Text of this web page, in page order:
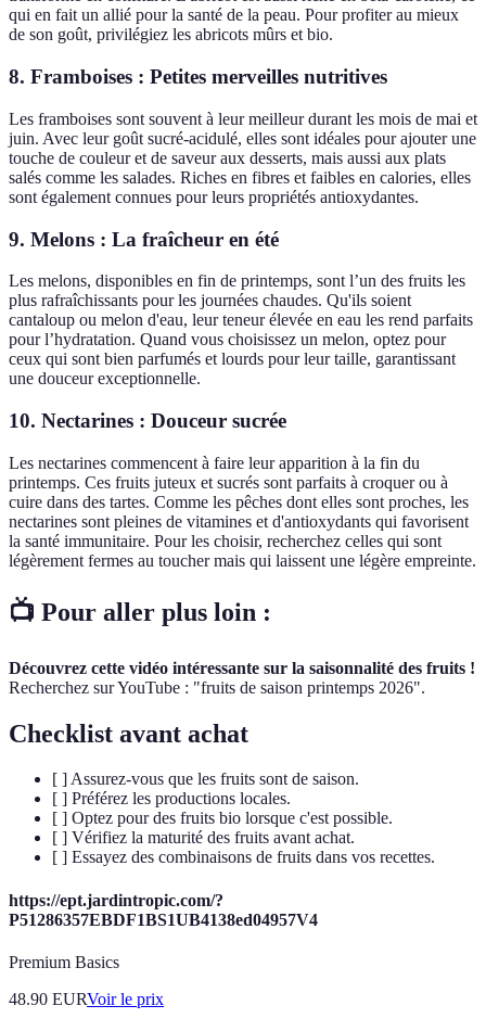
qui en fait un allié pour la santé de la peau. Pour profiter au mieux
de son goût, privilégiez les abricots mûrs et bio.
8. Framboises : Petites merveilles nutritives
Les framboises sont souvent à leur meilleur durant les mois de mai et
juin. Avec leur goût sucré-acidulé, elles sont idéales pour ajouter une
touche de couleur et de saveur aux desserts, mais aussi aux plats
salés comme les salades. Riches en fibres et faibles en calories, elles
sont également connues pour leurs propriétés antioxydantes.
9. Melons : La fraîcheur en été
Les melons, disponibles en fin de printemps, sont l’un des fruits les
plus rafraîchissants pour les journées chaudes. Qu'ils soient
cantaloup ou melon d'eau, leur teneur élevée en eau les rend parfaits
pour l’hydratation. Quand vous choisissez un melon, optez pour
ceux qui sont bien parfumés et lourds pour leur taille, garantissant
une douceur exceptionnelle.
10. Nectarines : Douceur sucrée
Les nectarines commencent à faire leur apparition à la fin du
printemps. Ces fruits juteux et sucrés sont parfaits à croquer ou à
cuire dans des tartes. Comme les pêches dont elles sont proches, les
nectarines sont pleines de vitamines et d'antioxydants qui favorisent
la santé immunitaire. Pour les choisir, recherchez celles qui sont
légèrement fermes au toucher mais qui laissent une légère empreinte.
📺 Pour aller plus loin :
Découvrez cette vidéo intéressante sur la saisonnalité des fruits !
Recherchez sur YouTube : "fruits de saison printemps 2026".
Checklist avant achat
[ ] Assurez-vous que les fruits sont de saison.
[ ] Préférez les productions locales.
[ ] Optez pour des fruits bio lorsque c'est possible.
[ ] Vérifiez la maturité des fruits avant achat.
[ ] Essayez des combinaisons de fruits dans vos recettes.
https://ept.jardintropic.com/?
P51286357EBDF1BS1UB4138ed04957V4
Premium Basics
48.90 EURVoir le prix